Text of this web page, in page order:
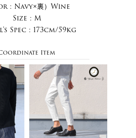
: Navy×裏）Wine
Size : M
Spec : 173cm/59kg
Item